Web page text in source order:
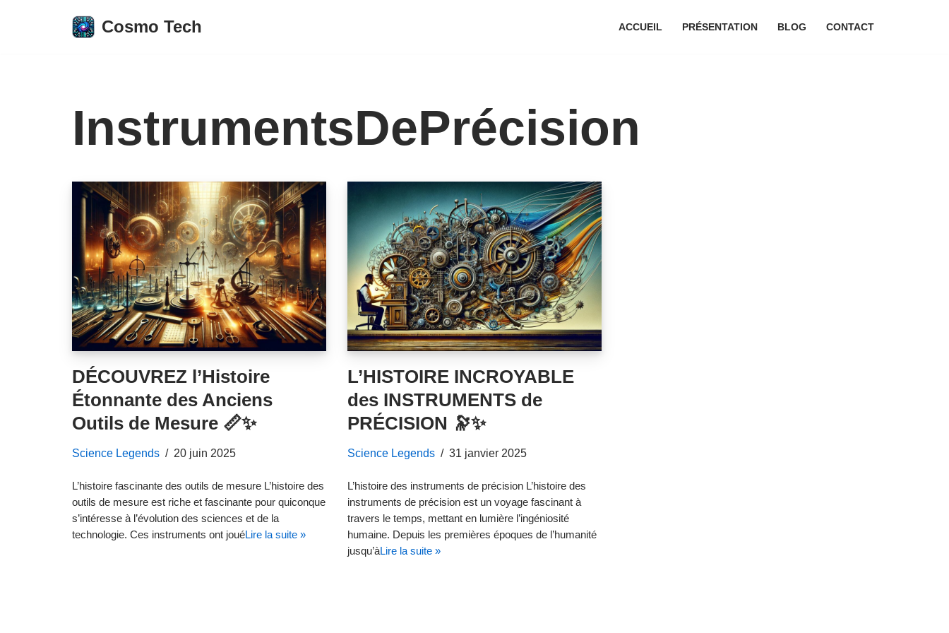
Cosmo Tech ACCUEIL PRÉSENTATION BLOG CONTACT
InstrumentsDePrécision
DÉCOUVREZ l’Histoire
Étonnante des Anciens
Outils de Mesure 📏✨
Science Legends 20 juin 2025
L’histoire fascinante des outils de mesure L’histoire des
outils de mesure est riche et fascinante pour quiconque
s’intéresse à l’évolution des sciences et de la
technologie. Ces instruments ont jouéLire la suite »
L’HISTOIRE INCROYABLE
des INSTRUMENTS de
PRÉCISION 🔭✨
Science Legends 31 janvier 2025
L’histoire des instruments de précision L’histoire des
instruments de précision est un voyage fascinant à
travers le temps, mettant en lumière l’ingéniosité
humaine. Depuis les premières époques de l’humanité
jusqu’àLire la suite »